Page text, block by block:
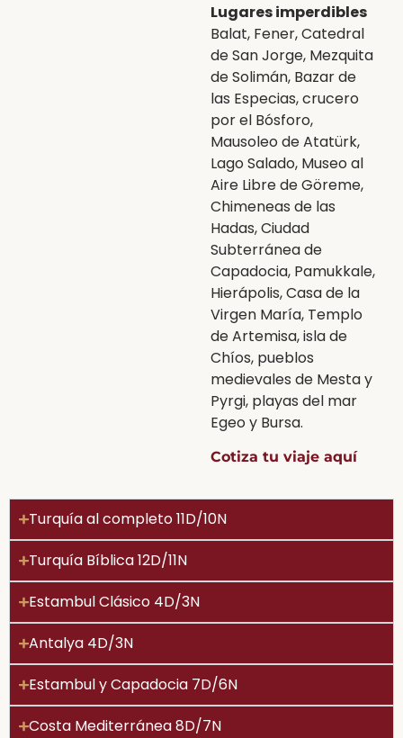
Lugares imperdibles
Balat, Fener, Catedral
de San Jorge, Mezquita
de Solimán, Bazar de
las Especias, crucero
por el Bósforo,
Mausoleo de Atatürk,
Lago Salado, Museo al
Aire Libre de Göreme,
Chimeneas de las
Hadas, Ciudad
Subterránea de
Capadocia, Pamukkale,
Hierápolis, Casa de la
Virgen María, Templo
de Artemisa, isla de
Chíos, pueblos
medievales de Mesta y
Pyrgi, playas del mar
Egeo y Bursa.
Cotiza tu viaje aquí
Turquía al completo 11D/10N
Turquía Bíblica 12D/11N
Estambul Clásico 4D/3N
Antalya 4D/3N
Estambul y Capadocia 7D/6N
Costa Mediterránea 8D/7N